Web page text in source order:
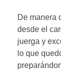
De manera
desde el
juerga y
lo que